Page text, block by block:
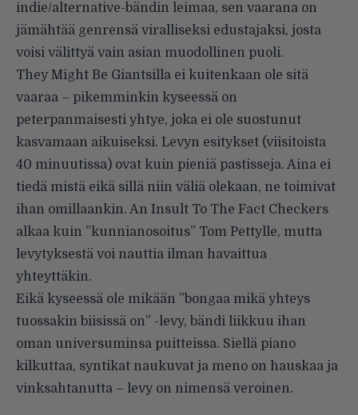
indie/alternative-bändin leimaa, sen vaarana on
jämähtää genrensä viralliseksi edustajaksi, josta
voisi välittyä vain asian muodollinen puoli.
They Might Be Giantsilla ei kuitenkaan ole sitä
vaaraa – pikemminkin kyseessä on
peterpanmaisesti yhtye, joka ei ole suostunut
kasvamaan aikuiseksi. Levyn esitykset (viisitoista
40 minuutissa) ovat kuin pieniä pastisseja. Aina ei
tiedä mistä eikä sillä niin väliä olekaan, ne toimivat
ihan omillaankin. An Insult To The Fact Checkers
alkaa kuin ”kunnianosoitus” Tom Pettylle, mutta
levytyksestä voi nauttia ilman havaittua
yhteyttäkin.
Eikä kyseessä ole mikään ”bongaa mikä yhteys
tuossakin biisissä on” -levy, bändi liikkuu ihan
oman universuminsa puitteissa. Siellä piano
kilkuttaa, syntikat naukuvat ja meno on hauskaa ja
vinksahtanutta – levy on nimensä veroinen.